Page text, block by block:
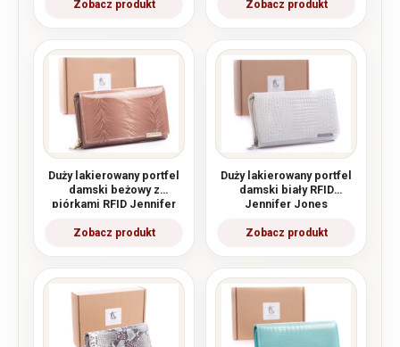
Duży lakierowany portfel
damski beżowy z
piórkami RFID Jennifer
Duży lakierowany portfel
damski biały RFID
Jennifer Jones